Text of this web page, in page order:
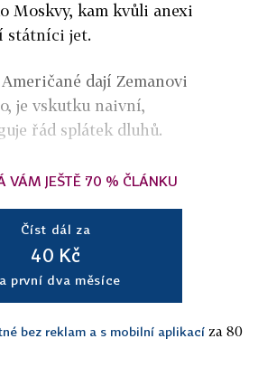
Moskvy, kam kvůli anexi
státníci jet.
dají Zemanovi
je vskutku naivní,
řád splátek dluhů.
VÁM JEŠTĚ 70 % ČLÁNKU
Číst dál za
40 Kč
první dva měsíce
bez reklam a s mobilní aplikací za 80